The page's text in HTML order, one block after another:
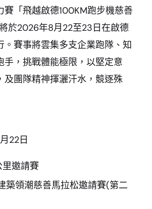
賽「飛越啟德100KM跑步機慈善
於2026年8月22至23日在啟德
。賽事將雲集多支企業跑隊、知
手，挑戰體能極限，以堅定意
及團隊精神揮灑汗水，競逐殊
22日
里邀請賽
築領潮慈善馬拉松邀請賽(第二